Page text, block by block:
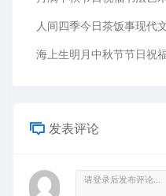
发表评论